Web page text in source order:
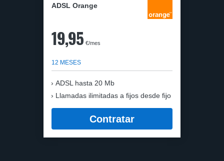
ADSL Orange
19,95 €/mes
12 MESES
ADSL hasta 20 Mb
Llamadas ilimitadas a fijos desde fijo
Contratar